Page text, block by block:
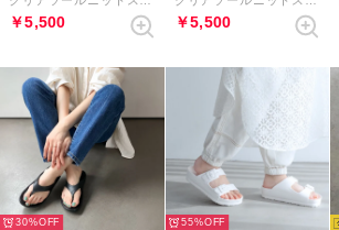
￥5,500 ￥5,500
30% 55%